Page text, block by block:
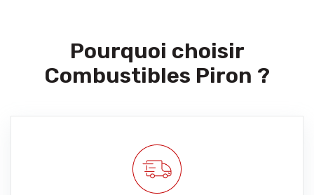
Pourquoi choisir
Combustibles Piron ?